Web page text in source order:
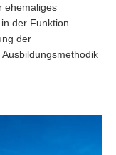
ehemaliges
der Funktion
der